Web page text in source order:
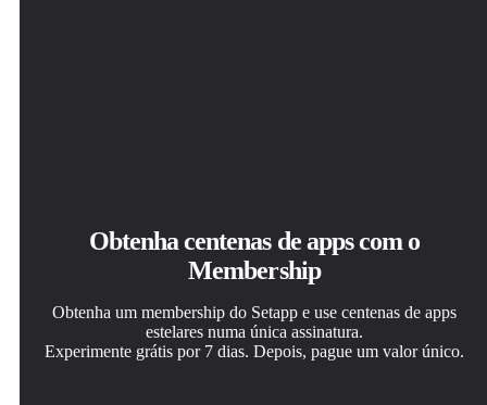
Obtenha centenas de apps com o
Membership
Obtenha um membership do Setapp e use centenas de apps
estelares numa única assinatura.
Experimente grátis por 7 dias. Depois, pague um valor único.